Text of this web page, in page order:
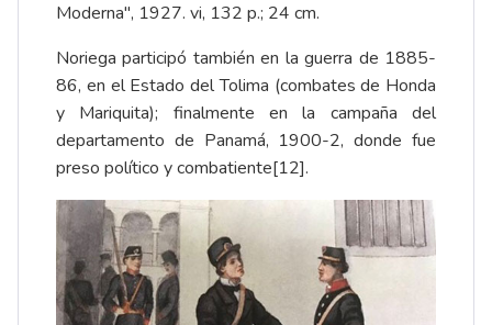
Moderna", 1927. vi, 132 p.; 24 cm.
Noriega participó también en la guerra de 1885-
86, en el Estado del Tolima (combates de Honda
y Mariquita); finalmente en la campaña del
departamento de Panamá, 1900-2, donde fue
preso político y combatiente[12].